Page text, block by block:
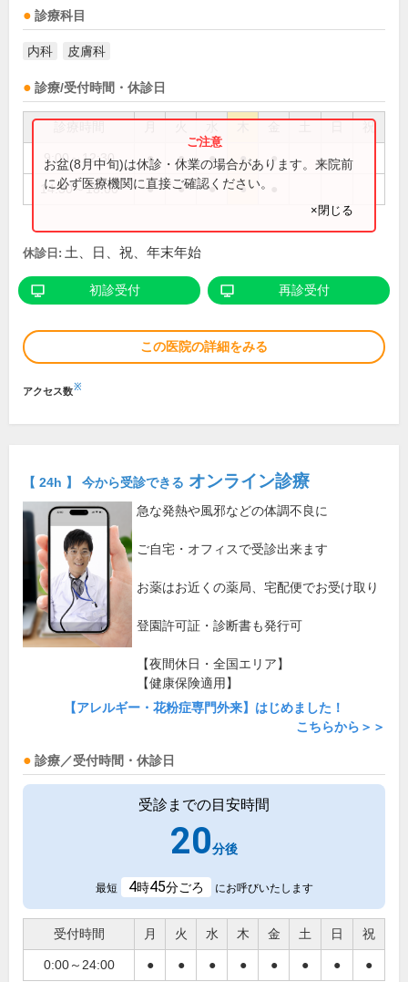
診療科目
内科 皮膚科
診療/受付時間・休診日
祝
9:00～12:30 ● ● ● ● ●
14:30～18:00 ● ● ● ●
お盆(8月中旬)は休診・休業の場合があります。来院前
に必ず医療機関に直接ご確認ください。
×閉じる
休診日: 土、日、祝、年末年始
初診受付 再診受付
この医院の詳細をみる
アクセス数※
【 24h 】 今から受診できる オンライン診療
急な発熱や風邪などの体調不良に
ご自宅・オフィスで受診出来ます
お薬はお近くの薬局、宅配便でお受け取り
登園許可証・診断書も発行可
【夜間休日・全国エリア】
【健康保険適用】
【アレルギー・花粉症専門外来】はじめました！
こちらから＞＞
診療／受付時間・休診日
受診までの目安時間
20分後
最短 4時45分ごろ にお呼びいたします
受付時間 月 火 水 木 金 土 日 祝
0:00～24:00 ● ● ● ● ● ● ● ●